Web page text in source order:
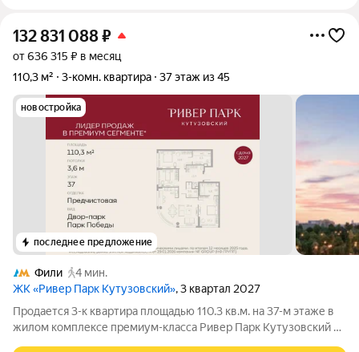
132 831 088₽
от 636 315 ₽ в месяц
110,3 м²
3-комн. квартира 37 этаж из 45
новостройка
последнее предложение
Фили
4 мин.
ЖК «Ривер Парк Кутузовский», 3 квартал 2027
Продается 3-к квартира площадью 110.3 кв.м. на 37-м этаже в
жилом комплексе премиум-класса Ривер Парк Кутузовский в